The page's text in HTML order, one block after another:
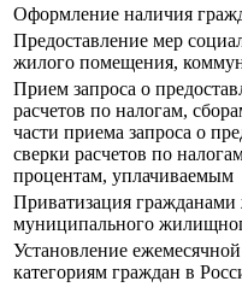
Оформление наличия
Предоставление мер
жилого помещения,
Прием запроса о
расчетов по налогам,
части приема запроса о
сверки расчетов по
процентам, уплачиваемым
Приватизация
муниципального
Установление
категориям граждан в